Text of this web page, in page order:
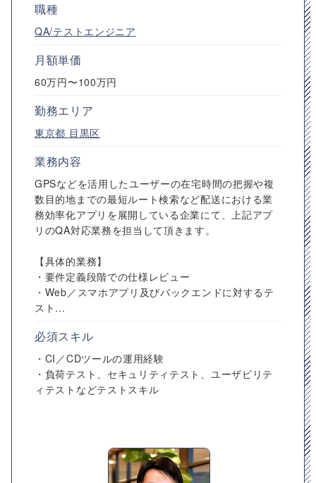
職種
QA/テストエンジニア
月額単価
60万円〜100万円
勤務エリア
東京都 目黒区
業務内容
GPSなどを活用したユーザーの在宅時間の把握や複
数目的地までの最短ルート検索など配送における業
務効率化アプリを展開している企業にて、上記アプ
リのQA対応業務を担当して頂きます。
【具体的業務】
・要件定義段階での仕様レビュー
・Web／スマホアプリ及びバックエンドに対するテ
スト...
必須スキル
・CI／CDツールの運用経験
・負荷テスト、セキュリティテスト、ユーザビリテ
ィテストなどテストスキル